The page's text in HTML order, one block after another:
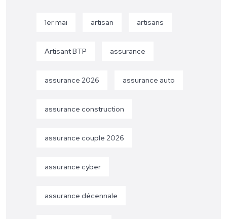
1er mai artisan artisans
Artisant BTP assurance
assurance 2026 assurance auto
assurance construction
assurance couple 2026
assurance cyber
assurance décennale